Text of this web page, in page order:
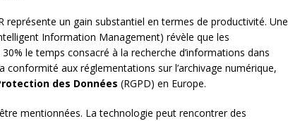
représente un gain substantiel en termes de productivité. Une
Information Management) révèle que les
le temps consacré à la recherche d’informations dans
conformité aux réglementations sur l’archivage numérique,
des Données (RGPD) en Europe.
mentionnées. La technologie peut rencontrer des